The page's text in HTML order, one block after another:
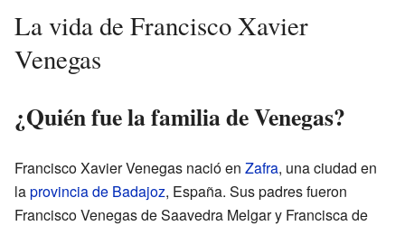
La vida de Francisco Xavier
Venegas
¿Quién fue la familia de Venegas?
Francisco Xavier Venegas nació en Zafra, una ciudad en
laprovincia de Badajoz, España. Sus padres fueron
Francisco Venegas de Saavedra Melgar y Francisca de